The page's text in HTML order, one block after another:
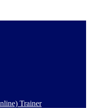
Trainer